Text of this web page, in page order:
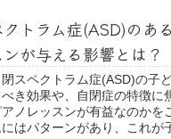
トラム症(ASD)のあ
ンが与える影響とは？
スペクトラム症(ASD)の子
き効果や、自閉症の特徴に
ノレッスンが有益なのかを
はパターンがあり、これが